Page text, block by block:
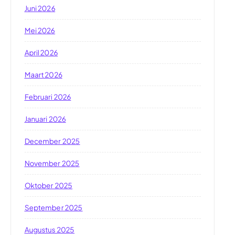
Juni 2026
Mei 2026
April 2026
Maart 2026
Februari 2026
Januari 2026
December 2025
November 2025
Oktober 2025
September 2025
Augustus 2025